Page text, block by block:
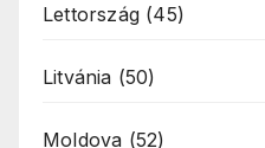
Lettország (45)
Litvánia (50)
Moldova (52)